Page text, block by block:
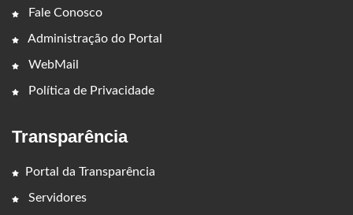
Fale Conosco
Administração do Portal
WebMail
Política de Privacidade
Transparência
Portal da Transparência
Servidores